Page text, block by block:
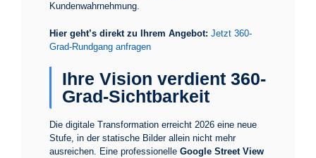
Kundenwahrnehmung.
Hier geht’s direkt zu Ihrem Angebot: Jetzt 360-
Grad-Rundgang anfragen
Ihre Vision verdient 360-
Grad-Sichtbarkeit
Die digitale Transformation erreicht 2026 eine neue
Stufe, in der statische Bilder allein nicht mehr
ausreichen. Eine professionelle Google Street View